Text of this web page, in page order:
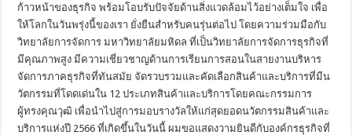
ก้าวหน้าของธุรกิจ พร้อมโอบรับปัจจัยด้านสิ่งแวดล้อมไว้อย่างเต็มใจ เพื่อ
ให้โลกในวันพรุ่งนี้ของเรา ยั่งยืนสำหรับคนรุ่นต่อไป โดยความร่วมมือกับ
วิทยาลัยการจัดการ มหาวิทยาลัยมหิดล ที่เป็นวิทยาลัยการจัดการธุรกิจที่
มีคุณภาพสูง มีความเชี่ยวชาญด้านการเรียนการสอนในสายงานบริหาร
จัดการภาคธุรกิจที่ทันสมัย จัดรวบรวมและคัดเลือกสินค้าและบริการที่มีน
วัตกรรมที่โดดเด่นใน 12 ประเภทสินค้าและบริการโดยคณะกรรมการ
ผู้ทรงคุณวุฒิ เพื่อนำไปสู่การมอบรางวัลให้แก่สุดยอดนวัตกรรมสินค้าและ
บริการแห่งปี 2566 ที่เกิดขึ้นในวันนี้ ผมขอแสดงวามยินดีกับองค์กรธุรกิจที่